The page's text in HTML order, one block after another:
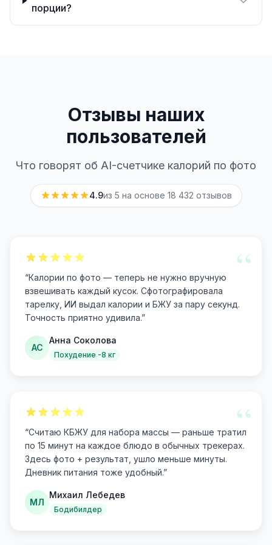
порции?
Отзывы наших
пользователей
Что говорят об AI-счетчике калорий по фото
4.9из 5 на основе 18 432 отзывов
“
“Калории по фото — теперь не нужно вручную
взвешивать каждый кусок. Сфотографировала
тарелку, ИИ выдал калории и БЖУ за пару секунд.
Точность приятно удивила.”
АС
Анна Соколова
Похудение -8 кг
“
“Считаю КБЖУ для набора массы — раньше тратил
по 15 минут на каждое блюдо в обычных трекерах.
Здесь фото + результат, ушло меньше минуты.
Дневник питания тоже удобный.”
МЛ
Михаил Лебедев
Бодибилдер